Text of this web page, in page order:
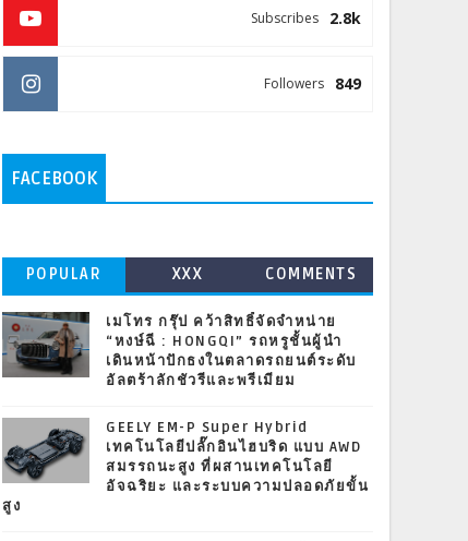
2.8k
Subscribes
849
Followers
FACEBOOK
POPULAR XXX COMMENTS
เมโทร กรุ๊ป คว้าสิทธิ์จัดจำหน่าย
“หงษ์ฉี : HONGQI” รถหรูชั้นผู้นำ
เดินหน้าปักธงในตลาดรถยนต์ระดับ
อัลตร้าลักชัวรีและพรีเมียม
GEELY EM-P Super Hybrid
เทคโนโลยีปลั๊กอินไฮบริด แบบ AWD
สมรรถนะสูง ที่ผสานเทคโนโลยี
อัจฉริยะ และระบบความปลอดภัยขั้น
สูง